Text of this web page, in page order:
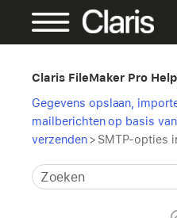
Claris FileMaker Pro Help
Gegevens opslaan,
mailberichten op basis
verzenden> SMTP-opties